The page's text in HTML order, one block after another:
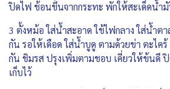
ปิดไฟ ช้อนขึ้นจากกระทะ พักให้สะเด็ดน้ำ
3 ตั้งหม้อ ใส่น้ำสะอาด ใช้ไฟกลาง ใส่น้ำต
กัน รอให้เดือด ใส่น้ำบูดู ตามด้วยข่า ตะไค
กัน ชิมรส ปรุงเพิ่มตามชอบ เคี่ยวให้ข้นดี
เก็บไว้